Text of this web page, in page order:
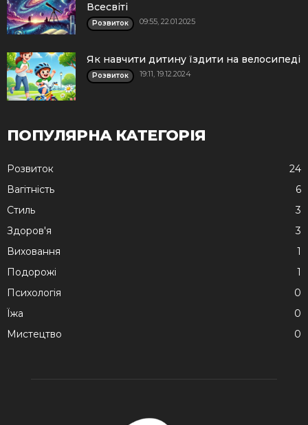
Всесвіті
Розвиток 09:55, 22.01.2025
Як навчити дитину їздити на велосипеді
Розвиток 19:11, 19.12.2024
ПОПУЛЯРНА КАТЕГОРІЯ
Розвиток
24
Вагітність
6
Стиль
3
Здоров'я
3
Виховання
1
Подорожі
1
Психологія
0
Їжа
0
Мистецтво
0